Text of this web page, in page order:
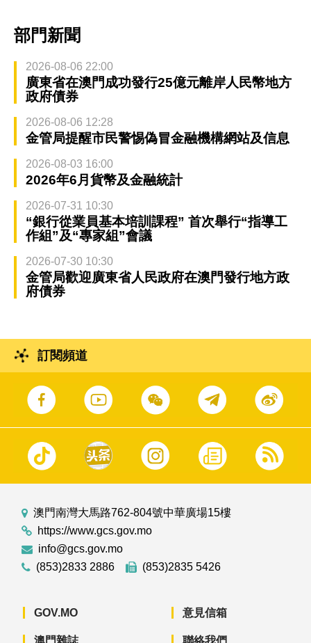
部門新聞
2026-08-06 22:00
廣東省在澳門成功發行25億元離岸人民幣地方
政府債券
2026-08-06 12:28
金管局提醒市民警惕偽冒金融機構網站及信息
2026-08-03 16:00
2026年6月貨幣及金融統計
2026-07-31 10:30
“銀行從業員基本培訓課程” 首次舉行“指導工
作組”及“專家組”會議
2026-07-30 10:30
金管局歡迎廣東省人民政府在澳門發行地方政
府債券
訂閱頻道
澳門南灣大馬路762-804號中華廣場15樓
https://www.gcs.gov.mo
info@gcs.gov.mo
(853)2833 2886
(853)2835 5426
GOV.MO 意見信箱